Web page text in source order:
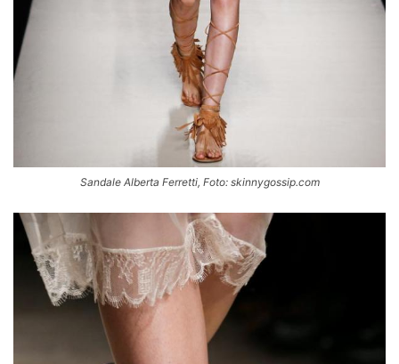
Sandale Alberta Ferretti, Foto: skinnygossip.com